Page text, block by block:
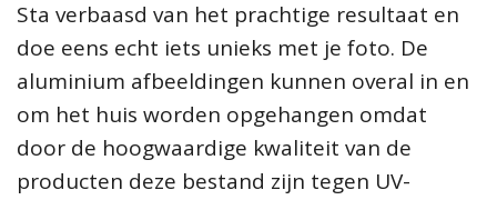
Sta verbaasd van het prachtige resultaat en
doe eens echt iets unieks met je foto. De
aluminium afbeeldingen kunnen overal in en
om het huis worden opgehangen omdat
door de hoogwaardige kwaliteit van de
producten deze bestand zijn tegen UV-